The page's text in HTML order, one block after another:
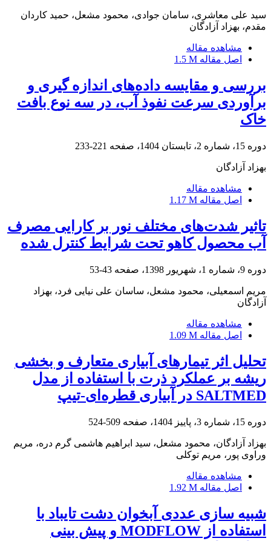
سید علی معاشری، سامان جوادی، محمود مشعل، حمید کاردان
مقدم، بهزاد آزادگان
مشاهده مقاله
اصل مقاله 1.5 M
بررسی و مقایسه داده‌های اندازه گیری و
برآوردی سرعت نفوذ آب، در سه نوع بافت
خاک
دوره 15، شماره 2، تابستان 1404، صفحه 221-233
بهزاد آزادگان
مشاهده مقاله
اصل مقاله 1.17 M
تاثیر شدت‌های مختلف نور بر کارایی مصرف
آب محصول کاهو تحت شرایط کنترل شده
دوره 9، شماره 1، شهریور 1398، صفحه 43-53
مریم اسمعیلی، محمود مشعل، ساسان علی نیایی فرد، بهزاد
آزادگان
مشاهده مقاله
اصل مقاله 1.09 M
تحلیل اثر تیمارهای ‌آبیاری متعارف و بخشی
ریشه بر عملکرد ذرت با استفاده از مدل
SALTMED در آبیاری قطره‌ای-تیپ
دوره 15، شماره 3، پاییز 1404، صفحه 509-524
بهزاد آزادگان، محمود مشعل، سید ابراهیم هاشمی گرم دره، مریم
وراوی پور، مریم توکلی
مشاهده مقاله
اصل مقاله 1.92 M
شبیه سازی عددی آبخوان دشت تایباد با
استفاده از MODFLOW و پیش بینی